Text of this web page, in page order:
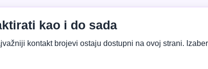
kao i do sada
kontakt brojevi ostaju dostupni na ovoj strani.